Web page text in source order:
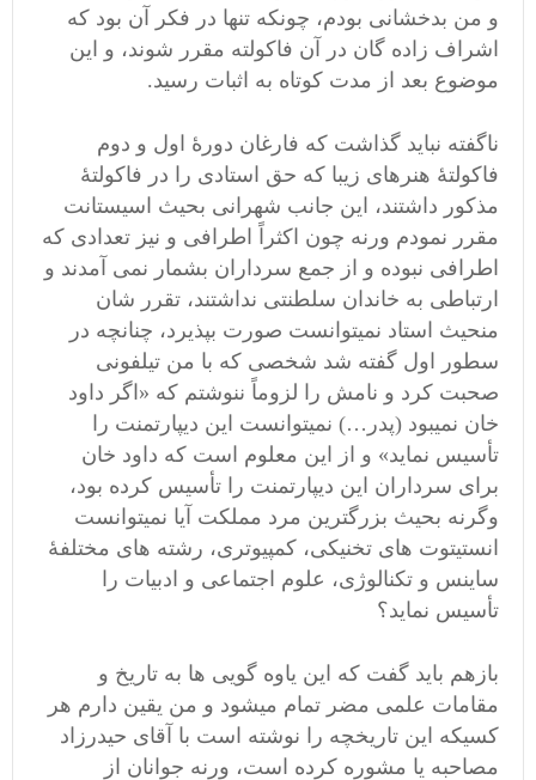
و من بدخشانی بودم، چونکه تنها در فکر آن بود که
اشراف زاده گان در آن فاکولته مقرر شوند، و این
موضوع بعد از مدت کوتاه به اثبات رسید.
ناگفته نباید گذاشت که فارغان دورۀ اول و دوم
فاکولتۀ هنرهای زیبا که حق استادی را در فاکولتۀ
مذکور داشتند، این جانب شهرانی بحیث اسیستانت
مقرر نمودم ورنه چون اکثراً اطرافی و نیز تعدادی که
اطرافی نبوده و از جمع سرداران بشمار نمی آمدند و
ارتباطی به خاندان سلطنتی نداشتند، تقرر شان
منحیث استاد نمیتوانست صورت بپذیرد، چنانچه در
سطور اول گفته شد شخصی که با من تیلفونی
صحبت کرد و نامش را لزوماً ننوشتم که «اگر داود
خان نمیبود (پدر…) نمیتوانست این دیپارتمنت را
تأسیس نماید» و از این معلوم است که داود خان
برای سرداران این دیپارتمنت را تأسیس کرده بود،
وگرنه بحیث بزرگترین مرد مملکت آیا نمیتوانست
انستیتوت های تخنیکی، کمپیوتری، رشته های مختلفۀ
ساینس و تکنالوژی، علوم اجتماعی و ادبیات را
تأسیس نماید؟
بازهم باید گفت که این یاوه گویی ها به تاریخ و
مقامات علمی مضر تمام میشود و من یقین دارم هر
کسیکه این تاریخچه را نوشته است با آقای حیدرزاد
مصاحبه یا مشوره کرده است، ورنه جوانان از